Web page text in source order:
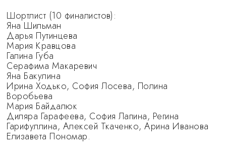
Шортлист (10 финалистов):
Яна Шильман
Дарья Путинцева
Мария Кравцова
Галина Губа
Серафима Макаревич
Яна Бакулина
Ирина Ходько, София Лосева, Полина
Воробьева
Мария Байдалюк
Диляра Гарафеева, София Лапина, Регина
Гарифуллина, Алексей Ткаченко, Арина Иванова
Елизавета Пономар.